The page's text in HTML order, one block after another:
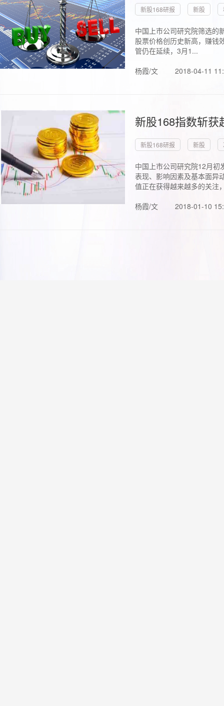
新股168研报 新股
中国上市公司研究院筛选的
股票价格创历史新高，赚钱
管仍在延续，3月1...
杨霞/文
2018-04-11
新股168指数斩
新股168研报 新股
中国上市公司研究院12月初
表现、影响因素及基本面异
值正在获得越来越多的关注
杨霞/文
2018-01-10